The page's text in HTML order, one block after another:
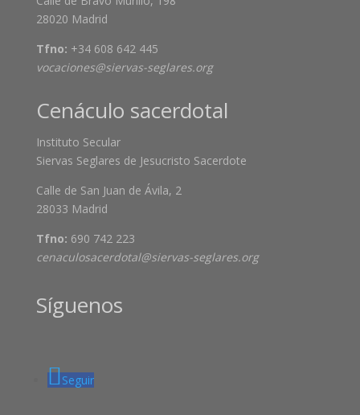
28020 Madrid
Tfno: +34 608 642 445
vocaciones@siervas-seglares.org
Cenáculo sacerdotal
Instituto Secular
Siervas Seglares de Jesucristo Sacerdote
Calle de San Juan de Ávila, 2
28033 Madrid
Tfno: 690 742 223
cenaculosacerdotal@siervas-seglares.org
Síguenos
Seguir